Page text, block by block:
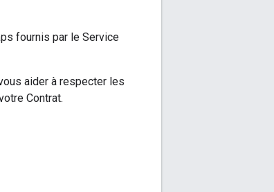
fournis par le Service
aider à respecter les
Contrat.